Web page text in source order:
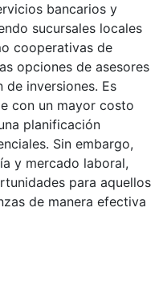
bancarios y
sucursales locales
cooperativas de
opciones de asesores
inversiones. Es
con un mayor costo
planificación
Sin embargo,
y mercado laboral,
para aquellos
de manera efectiva